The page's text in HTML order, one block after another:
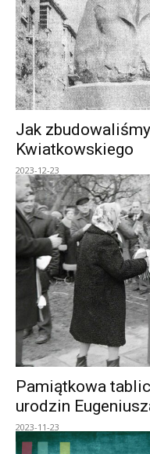
Jak
Kwiatkowskiego
2023-12-23
Pamiątkowa
urodzin
2023-11-23